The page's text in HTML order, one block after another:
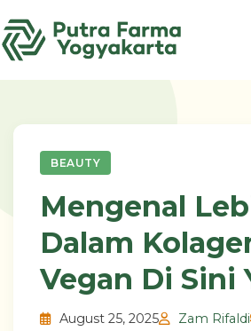
to
content
BEAUTY
Mengenal
Dalam
Vegan Di Sini
August 25, 2025 Zam Rifaldi